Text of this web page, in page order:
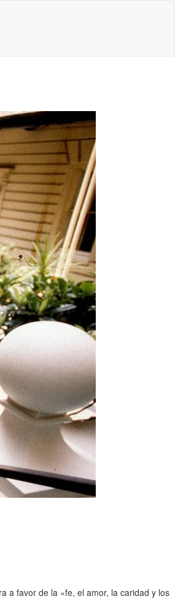
a favor de la «fe, el amor, la caridad y los